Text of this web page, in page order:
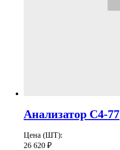
Анализатор С4-77
Цена (ШТ):
26 620 ₽